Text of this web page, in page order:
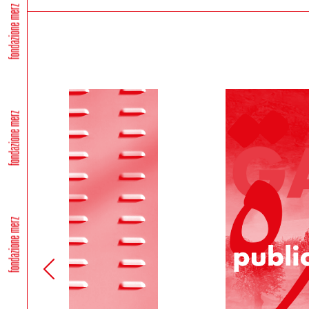
ART. 9 RISOLUZIONE DEL CONTRATTO
Fondazione Merz si riserva il diritto di risolvere il
in merito alla titolarità della carta di credito utilizzata
Fondazione Merz, in tal caso, provvederà al rimborso
Fondazione Merz, se informato di casi di forza
consegna del/i prodotto/i acquistati difficile o
Fondazione Merz comunicherà le proprie determinazioni
Il Cliente, nei casi suindicati, avrà diritto ad ottenere il
Resta esclusa ogni altra pretesa e/o richiesta di